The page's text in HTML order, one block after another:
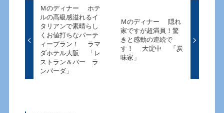
Ｍのディナー ホテ
ルの高級感溢れるイ
タリアンで素晴らし
くお値打ちなパーテ
ィープラン！ ラマ
ダホテル大阪 「レ
ストラン＆バー ラ
ンパーダ」
Ｍのディナー 隠れ
家ですが超満員！驚
きと感動の連続で
す！ 大淀中 「炭
味家」